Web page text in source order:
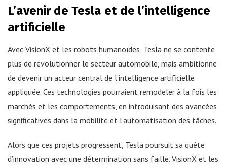
L’avenir de Tesla et de l’intelligence
artificielle
Avec VisionX et les robots humanoïdes, Tesla ne se contente
plus de révolutionner le secteur automobile, mais ambitionne
de devenir un acteur central de l’intelligence artificielle
appliquée. Ces technologies pourraient remodeler à la fois les
marchés et les comportements, en introduisant des avancées
significatives dans la mobilité et l’automatisation des tâches.
Alors que ces projets progressent, Tesla poursuit sa quête
d’innovation avec une détermination sans faille. VisionX et les